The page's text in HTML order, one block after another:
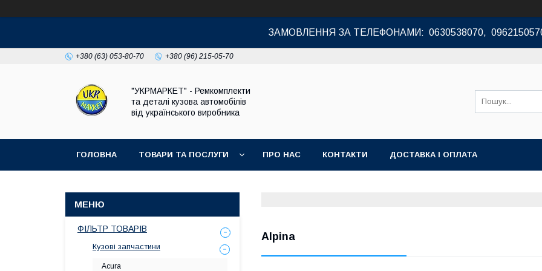
ЗАМОВЛЕННЯ ЗА ТЕЛЕФОНАМИ: 0630538070,
+380 (63) 053-80-70 +380 (96) 215-05-70
"УКРМАРКЕТ" - Ремкомплекти
та деталі кузова автомобілів
від українського виробника
ГОЛОВНА ТОВАРИ ТА ПОСЛУГИ ПРО НАС КОНТАКТИ ДОСТАВКА І ОПЛАТА
Alpina
ФІЛЬТР ТОВАРІВ
Кузові запчастини
Acura